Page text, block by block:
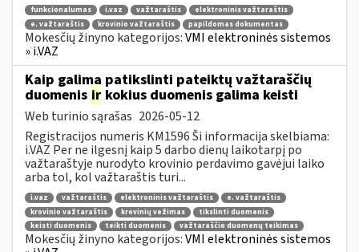
funkcionalumas i.vaz važtaraštis
elektroninis važtaraštis
e. važtaraštis
krovinio važtaraštis papildomas dokumentas
Mokesčių žinyno kategorijos:VMI elektroninės sistemos
» i.VAZ
Kaip galima patikslinti pateiktų važtaraščių
duomenis ir kokius duomenis galima keisti
Web turinio sąrašas 2026-05-12
Registracijos numeris KM1596 Ši informacija skelbiama:
i.VAZ Per ne ilgesnį kaip 5 darbo dienų laikotarpį po
važtaraštyje nurodyto krovinio perdavimo gavėjui laiko
arba tol, kol važtaraštis turi...
i.vaz važtaraštis elektroninis važtaraštis
e. važtaraštis
krovinio važtaraštis
krovinių vežimas
tikslinti duomenis
keisti duomenis
teikti duomenis važtaraščio duomenų teikimas
Mokesčių žinyno kategorijos:VMI elektroninės sistemos